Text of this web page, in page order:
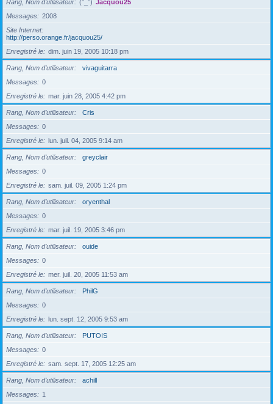
Rang, Nom d’utilisateur (°_°) Jacquou25
Messages
2008
Site Internet
http://perso.orange.fr/jacquou25/
Enregistré le
dim. juin 19, 2005 10:18 pm
Rang, Nom d’utilisateur
vivaguitarra
Messages
0
Enregistré le
mar. juin 28, 2005 4:42 pm
Rang, Nom d’utilisateur
Cris
Messages
0
Enregistré le
lun. juil. 04, 2005 9:14 am
Rang, Nom d’utilisateur
greyclair
Messages
0
Enregistré le
sam. juil. 09, 2005 1:24 pm
Rang, Nom d’utilisateur
oryenthal
Messages
0
Enregistré le
mar. juil. 19, 2005 3:46 pm
Rang, Nom d’utilisateur
ouide
Messages
0
Enregistré le
mer. juil. 20, 2005 11:53 am
Rang, Nom d’utilisateur
PhilG
Messages
0
Enregistré le
lun. sept. 12, 2005 9:53 am
Rang, Nom d’utilisateur
PUTOIS
Messages
0
Enregistré le
sam. sept. 17, 2005 12:25 am
Rang, Nom d’utilisateur
achill
Messages
1